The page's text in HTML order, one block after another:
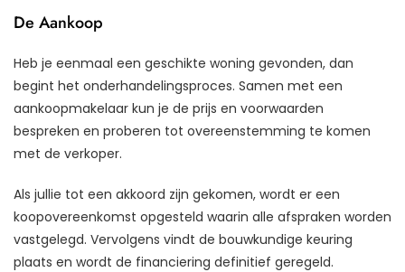
De Aankoop
Heb je eenmaal een geschikte woning gevonden, dan
begint het onderhandelingsproces. Samen met een
aankoopmakelaar kun je de prijs en voorwaarden
bespreken en proberen tot overeenstemming te komen
met de verkoper.
Als jullie tot een akkoord zijn gekomen, wordt er een
koopovereenkomst opgesteld waarin alle afspraken worden
vastgelegd. Vervolgens vindt de bouwkundige keuring
plaats en wordt de financiering definitief geregeld.